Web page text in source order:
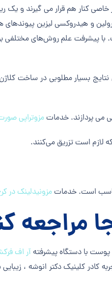
خاصی کنار هم قرار می گیرند و
و هیدروکسی لیزین
پیشرفت علم روش‌های مختلفی
بسیار مطلوبی در ساخت
می پردازند. خدماتمزوتراپی
لازم است تزریق می‌کنند.
است. خدماتمزونیدلینک در
مراجعه
با دستگاه پیشرفتهآر اف
کادر کلینیک دکتر انوشه ،